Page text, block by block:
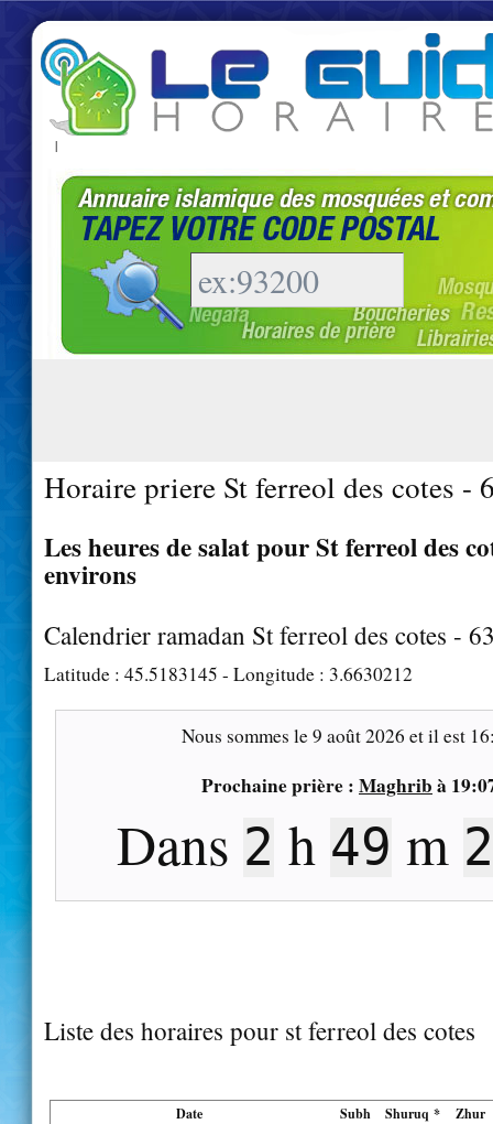
|
Horaire priere St ferreol des cotes -
Les heures de salat pour St ferreol des
environs
Calendrier ramadan St ferreol des cotes -
Latitude : 45.5183145 - Longitude : 3.6630212
Nous sommes le9 août 2026 et il est
Prochaine prière : Maghrib à
Dans 2 h 49 m
Liste des horaires pour st ferreol des cotes
Date Subh Shuruq * Zhur